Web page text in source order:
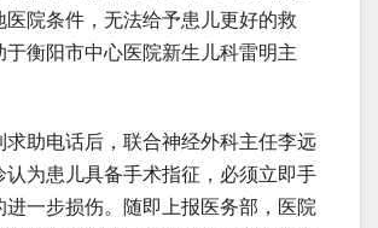
医院条件，无法给予患儿更好的救
于衡阳市中心医院新生儿科雷明主
求助电话后，联合神经外科主任李远
认为患儿具备手术指征，必须立即手
进一步损伤。随即上报医务部，医院